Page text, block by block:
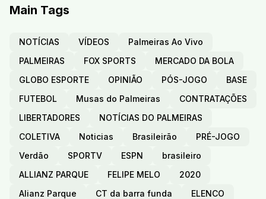
Main Tags
NOTÍCIAS VÍDEOS
Palmeiras Ao Vivo
PALMEIRAS
FOX SPORTS
MERCADO DA BOLA
GLOBO ESPORTE
OPINIÃO PÓS-JOGO
BASE
FUTEBOL
Musas do Palmeiras
CONTRATAÇÕES
LIBERTADORES
NOTÍCIAS DO PALMEIRAS
COLETIVA
Noticias Brasileirão
PRÉ-JOGO
Verdão
SPORTV ESPN
brasileiro
ALLIANZ PARQUE
FELIPE MELO
2020
Alianz Parque
CT da barra funda
ELENCO